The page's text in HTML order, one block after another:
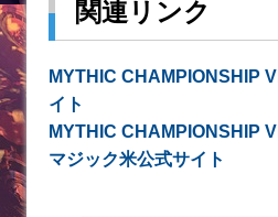
関連リンク
MYTHIC CHAMPIONSHIP
イト
MYTHIC CHAMPIONSHIP
マジック米公式サイト